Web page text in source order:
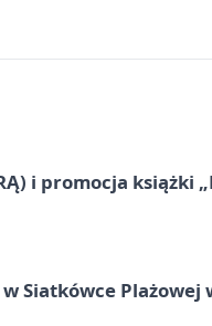
i promocja książki
Siatkówce Plażowej